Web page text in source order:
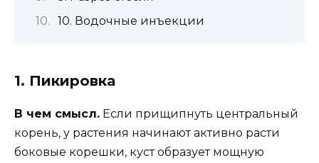
10. Водочные инъекции
1. Пикировка
В чем смысл. Если прищипнуть центральный
корень, у растения начинают активно расти
боковые корешки, куст образует мощную